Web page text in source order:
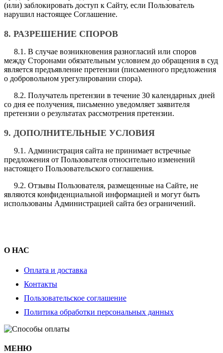
(или) заблокировать доступ к Сайту, если Пользователь
нарушил настоящее Соглашение.
8. РАЗРЕШЕНИЕ СПОРОВ
8.1. В случае возникновения разногласий или споров
между Сторонами обязательным условием до обращения в суд
является предъявление претензии (письменного предложения
о добровольном урегулировании спора).
8.2. Получатель претензии в течение 30 календарных дней
со дня ее получения, письменно уведомляет заявителя
претензии о результатах рассмотрения претензии.
9. ДОПОЛНИТЕЛЬНЫЕ УСЛОВИЯ
9.1. Администрация сайта не принимает встречные
предложения от Пользователя относительно изменений
настоящего Пользовательского соглашения.
9.2. Отзывы Пользователя, размещенные на Сайте, не
являются конфиденциальной информацией и могут быть
использованы Администрацией сайта без ограничений.
О НАС
Оплата и доставка
Контакты
Пользовательское соглашение
Политика обработки персональных данных
МЕНЮ